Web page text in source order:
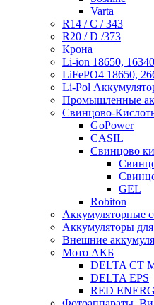
Varta
R14 / C / 343
R20 / D /373
Крона
Li-ion 18650,
LiFePO4 18650,
Li-Pol
Промышленные
Свинцово-
GoPower
CASIL
Свинцово
GEL
Robiton
Аккумуляторные
Аккумуляторы
Внешние
Мото АКБ
DELTA CT
DELTA EPS
RED